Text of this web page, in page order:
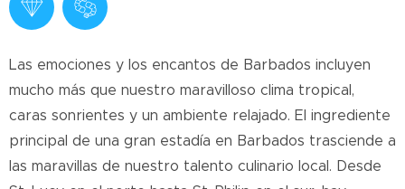
Las emociones y los encantos de Barbados incluyen
mucho más que nuestro maravilloso clima tropical,
caras sonrientes y un ambiente relajado. El ingrediente
principal de una gran estadía en Barbados trasciende a
las maravillas de nuestro talento culinario local. Desde